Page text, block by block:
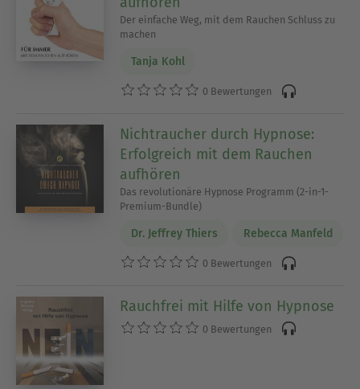
Der einfache Weg, mit dem Rauchen Schluss zu
machen
Tanja Kohl
0 Bewertungen
Nichtraucher durch Hypnose:
Erfolgreich mit dem Rauchen
aufhören
Das revolutionäre Hypnose Programm (2-in-1-
Premium-Bundle)
Dr. Jeffrey Thiers Rebecca Manfeld
0 Bewertungen
Rauchfrei mit Hilfe von Hypnose
0 Bewertungen